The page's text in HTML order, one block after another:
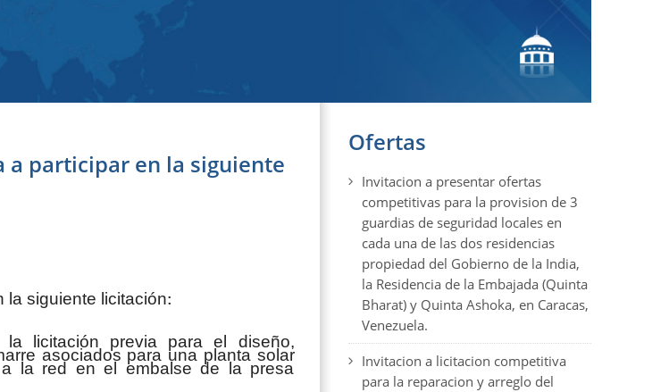
a participar en la siguiente
la siguiente licitación:
la licitación previa para el diseño,
asociados para una planta solar
a la red en el embalse de la presa
Ofertas
Invitacion a presentar ofertas
competitivas para la provision de 3
guardias de seguridad locales en
cada una de las dos residencias
propiedad del Gobierno de la India,
la Residencia de la Embajada (Quinta
Bharat) y Quinta Ashoka, en Caracas,
Venezuela.
Invitacion a licitacion competitiva
para la reparacion y arreglo del